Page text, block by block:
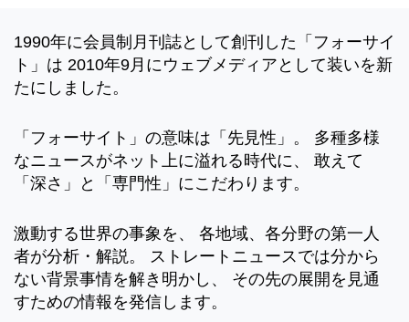
1990年に会員制月刊誌として創刊した「フォーサイ
ト」は 2010年9月にウェブメディアとして装いを新
たにしました。
「フォーサイト」の意味は「先見性」。 多種多様
なニュースがネット上に溢れる時代に、 敢えて
「深さ」と「専門性」にこだわります。
激動する世界の事象を、 各地域、各分野の第一人
者が分析・解説。 ストレートニュースでは分から
ない背景事情を解き明かし、 その先の展開を見通
すための情報を発信します。